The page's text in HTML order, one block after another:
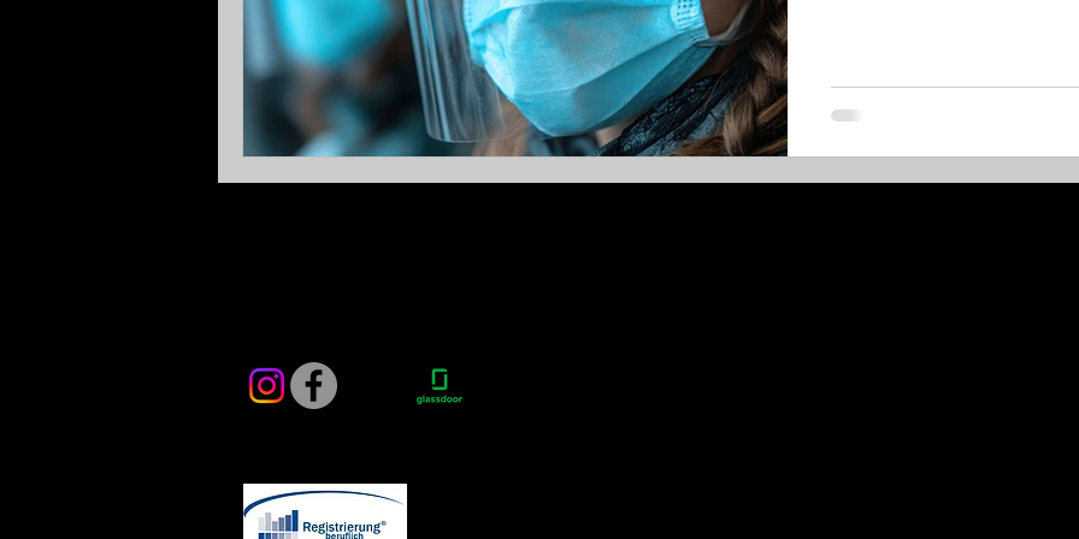
Facharbeit Führung in der Pflege Feiertage
Pflegezukunft Qualitätsmanagement Pflegesicherheit Datenschutz